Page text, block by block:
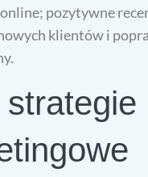
pozytywne
klientów i